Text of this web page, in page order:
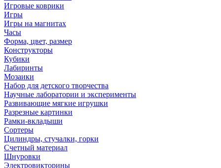
Игровые коврики
Игры
Игры на магнитах
Часы
Форма, цвет, размер
Конструкторы
Кубики
Лабиринты
Мозаики
Набор для детского творчества
Научные лаборатории и эксперименты
Развивающие мягкие игрушки
Разрезные картинки
Рамки-вкладыши
Сортеры
Цилиндры, стучалки, горки
Счетный материал
Шнуровки
Электровикторины